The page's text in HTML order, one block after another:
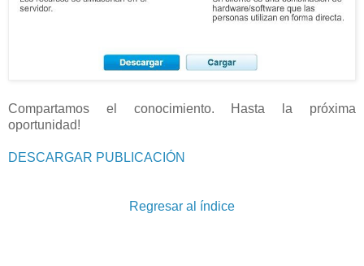
Compartamos el conocimiento. Hasta la próxima
oportunidad!
DESCARGAR PUBLICACIÓN
Regresar al índice